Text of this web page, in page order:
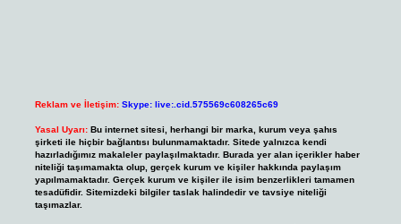
Reklam ve İletişim: Skype: live:.cid.575569c608265c69
Yasal Uyarı: Bu internet sitesi, herhangi bir marka, kurum veya şahıs
şirketi ile hiçbir bağlantısı bulunmamaktadır. Sitede yalnızca kendi
hazırladığımız makaleler paylaşılmaktadır. Burada yer alan içerikler haber
niteliği taşımamakta olup, gerçek kurum ve kişiler hakkında paylaşım
yapılmamaktadır. Gerçek kurum ve kişiler ile isim benzerlikleri tamamen
tesadüfidir. Sitemizdeki bilgiler taslak halindedir ve tavsiye niteliği
taşımazlar.